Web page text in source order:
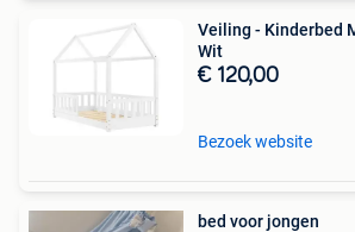
Veiling - Kinderbed
Wit
€ 120,00
Bezoek website
bed voor jongen